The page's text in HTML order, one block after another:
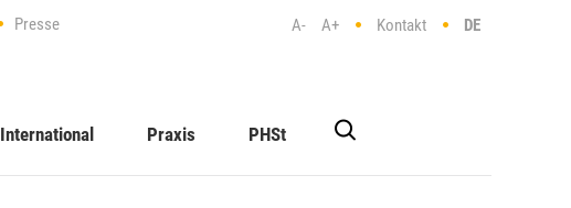
Presse A- A+ Kontakt DE
International Praxis PHSt